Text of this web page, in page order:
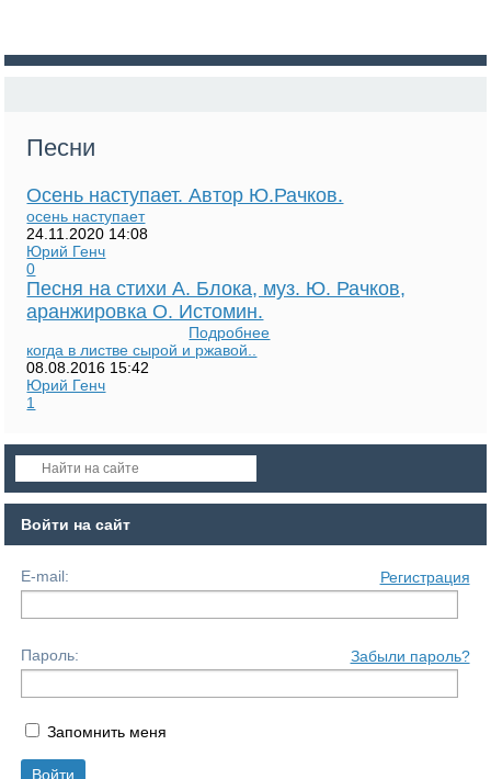
Песни
Осень наступает. Автор Ю.Рачков.
осень наступает
24.11.2020 14:08
Юрий Генч
0
Песня на стихи А. Блока, муз. Ю. Рачков,
аранжировка О. Истомин.
Подробнее
когда в листве сырой и ржавой..
08.08.2016 15:42
Юрий Генч
1
Войти на сайт
E-mail: Регистрация
Пароль: Забыли пароль?
Запомнить меня